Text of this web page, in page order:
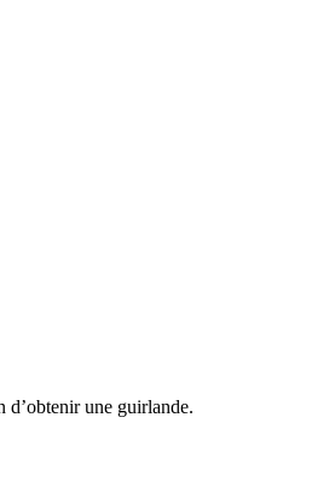
d’obtenir une guirlande.